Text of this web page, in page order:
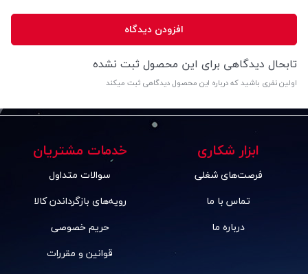
افزودن دیدگاه
تابحال دیدگاهی برای این محصول ثبت نشده
اولین نفری باشید که درباره این محصول دیدگاهی ثبت میکند
ابزار شکاری
فرصت‌های شغلی
تماس با ما
درباره ما
خدمات مشتریان
سوالات متداول
رویه‌های بازگرداندن کالا
حریم خصوصی
قوانین و مقررات